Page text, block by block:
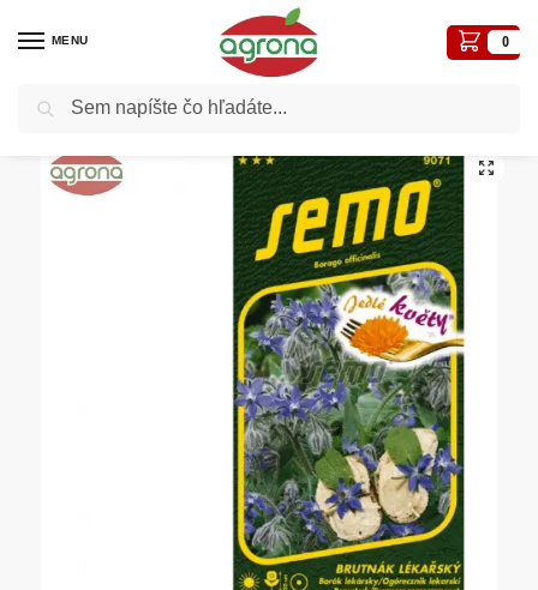
MENU 0
Domov Semená - osivá / Osivá liečivé, aromatické